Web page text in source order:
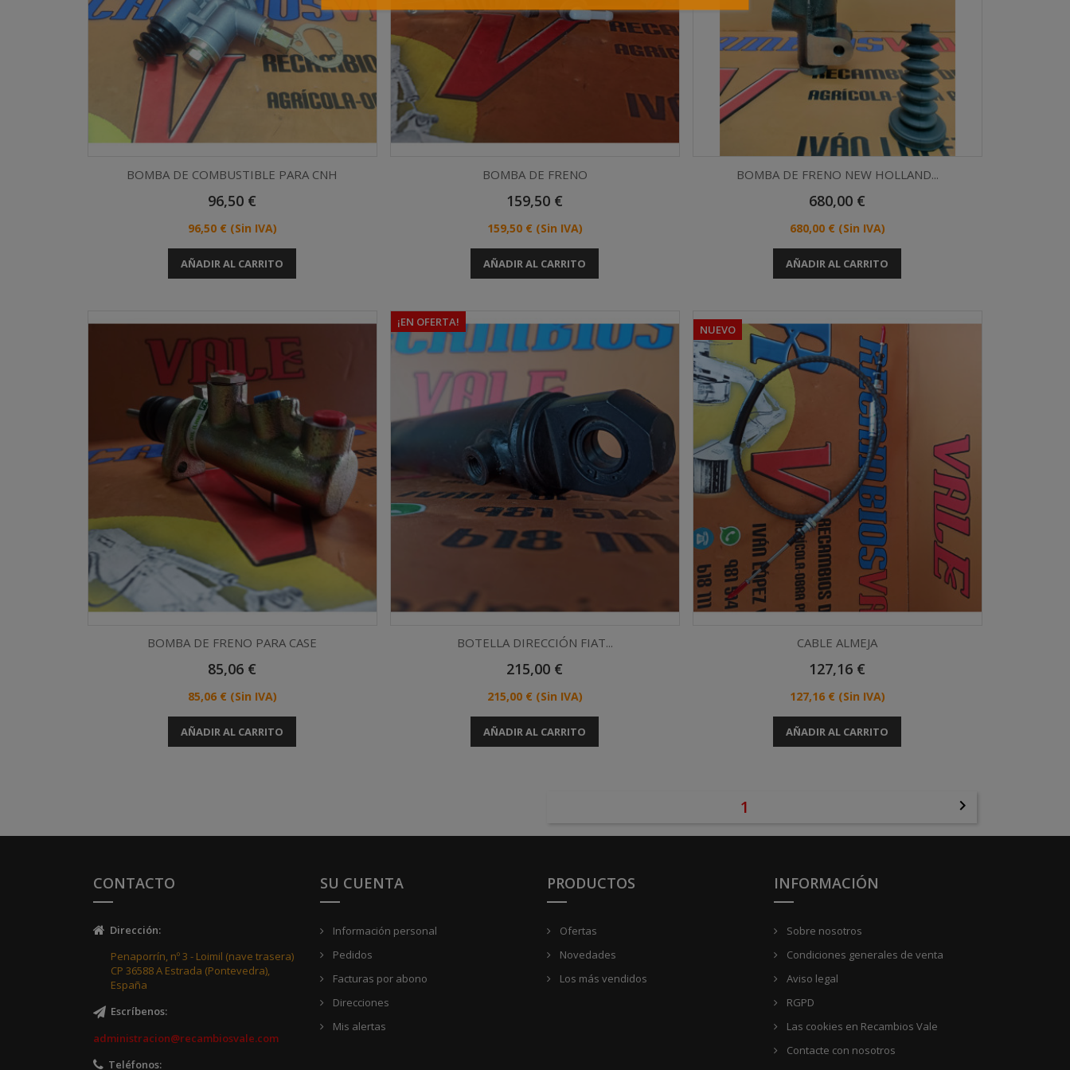
Vista rápida
BOMBA DE COMBUSTIBLE PARA CNH
Precio
96,50 €
Precio
96,50 € (Sin IVA)
AÑADIR AL CARRITO
Vista rápida
BOMBA DE FRENO
Precio
159,50 €
Precio
159,50 € (Sin IVA)
AÑADIR AL CARRITO
Vista rápida
BOMBA DE FRENO NEW HOLLAND...
Precio
680,00 €
Precio
680,00 € (Sin IVA)
AÑADIR AL CARRITO
Vista rápida
BOMBA DE FRENO PARA CASE
Precio
85,06 €
Precio
85,06 € (Sin IVA)
AÑADIR AL CARRITO
¡EN OFERTA!
Vista rápida
BOTELLA DIRECCIÓN FIAT...
Precio
215,00 €
Precio
215,00 € (Sin IVA)
AÑADIR AL CARRITO
NUEVO
Vista rápida
CABLE ALMEJA
Precio
127,16 €
Precio
127,16 € (Sin IVA)
AÑADIR AL CARRITO
1 
CONTACTO
Dirección:
Penaporrín, nº 3 - Loimil (nave trasera)
CP 36588 A Estrada (Pontevedra),
España
Escríbenos:
administracion@recambiosvale.com
Teléfonos:
SU CUENTA
Información personal
Pedidos
Facturas por abono
Direcciones
Mis alertas
PRODUCTOS
Ofertas
Novedades
Los más vendidos
INFORMACIÓN
Sobre nosotros
Condiciones generales de venta
Aviso legal
RGPD
Las cookies en Recambios Vale
Contacte con nosotros